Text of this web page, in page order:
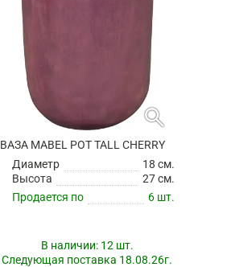
search
ВАЗА MABEL POT TALL CHERRY
Диаметр
18 см.
Высота
27 см.
Продается по
6 шт.
В наличии: 12 шт.
Следующая поставка 18.08.26г.